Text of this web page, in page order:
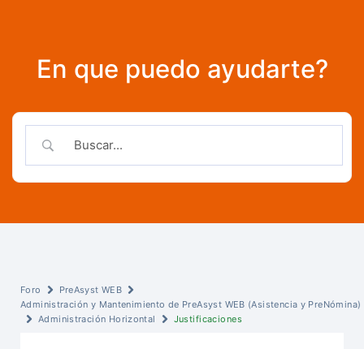
En que puedo ayudarte?
Foro
PreAsyst WEB
Administración y Mantenimiento de PreAsyst WEB (Asistencia y PreNómina)
Administración Horizontal
Justificaciones